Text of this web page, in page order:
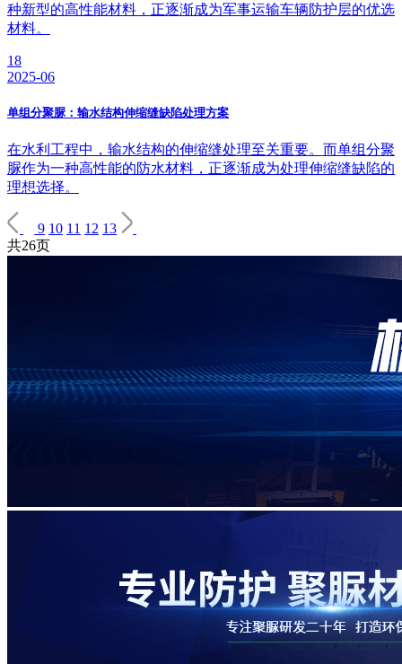
种新型的高性能材料，正逐渐成为军事运输车辆防护层的优选
材料。
18
2025-06
单组分聚脲：输水结构伸缩缝缺陷处理方案
在水利工程中，输水结构的伸缩缝处理至关重要。而单组分聚
脲作为一种高性能的防水材料，正逐渐成为处理伸缩缝缺陷的
理想选择。
9 10 11 12 13
共26页